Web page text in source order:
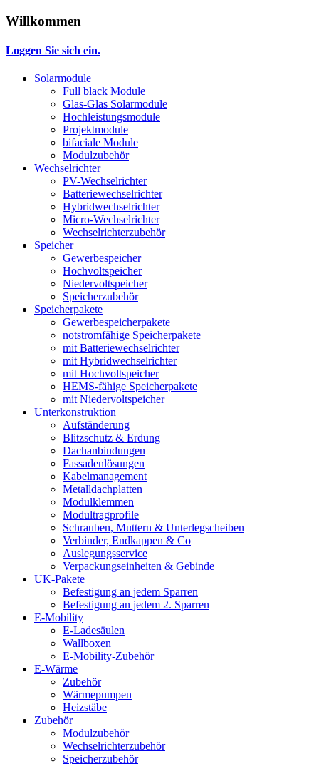
Willkommen
Loggen Sie sich ein.
Solarmodule
Full black Module
Glas-Glas Solarmodule
Hochleistungsmodule
Projektmodule
bifaciale Module
Modulzubehör
Wechselrichter
PV-Wechselrichter
Batteriewechselrichter
Hybridwechselrichter
Micro-Wechselrichter
Wechselrichterzubehör
Speicher
Gewerbespeicher
Hochvoltspeicher
Niedervoltspeicher
Speicherzubehör
Speicherpakete
Gewerbespeicherpakete
notstromfähige Speicherpakete
mit Batteriewechselrichter
mit Hybridwechselrichter
mit Hochvoltspeicher
HEMS-fähige Speicherpakete
mit Niedervoltspeicher
Unterkonstruktion
Aufständerung
Blitzschutz & Erdung
Dachanbindungen
Fassadenlösungen
Kabelmanagement
Metalldachplatten
Modulklemmen
Modultragprofile
Schrauben, Muttern & Unterlegscheiben
Verbinder, Endkappen & Co
Auslegungsservice
Verpackungseinheiten & Gebinde
UK-Pakete
Befestigung an jedem Sparren
Befestigung an jedem 2. Sparren
E-Mobility
E-Ladesäulen
Wallboxen
E-Mobility-Zubehör
E-Wärme
Zubehör
Wärmepumpen
Heizstäbe
Zubehör
Modulzubehör
Wechselrichterzubehör
Speicherzubehör